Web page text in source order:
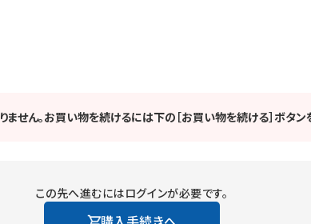
せん。お買い物を続けるには下の［お買い物を続ける］ボタン
この先へ進むにはログインが必要です。